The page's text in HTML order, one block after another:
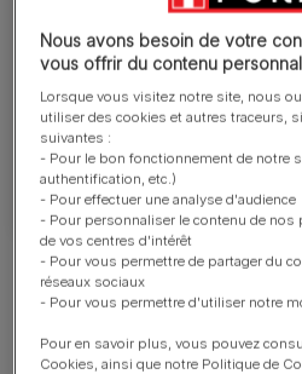
Diets Feline
Scientifiquement formulé
maladies hépatiques
Découvrez nos
besoins de
Nous avons besoin de votre
vous offrir du contenu
Lorsque vous visitez notre site, nous
utiliser des cookies et autres traceurs,
suivantes :
- Pour le bon fonctionnement de notre
authentification, etc.)
- Pour effectuer une analyse d'audience
- Pour personnaliser le contenu de
de vos centres d'intérêt
- Pour vous permettre de partager du
réseaux sociaux
- Pour vous permettre d'utiliser notre
Pour en savoir plus, vous pouvez
Cookies, ainsi que notre Politique de